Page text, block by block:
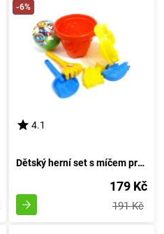
-6%
4.1
Dětský herní set s míčem pro pískoviště
179 Kč
191 Kč